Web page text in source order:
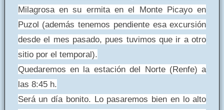
Milagrosa en su ermita en el Monte Picayo en
Puzol (además tenemos pendiente esa excursión
desde el mes pasado, pues tuvimos que ir a otro
sitio por el temporal).
Quedaremos en la estación del Norte (Renfe) a
las 8:45 h.
Será un día bonito. Lo pasaremos bien en lo alto